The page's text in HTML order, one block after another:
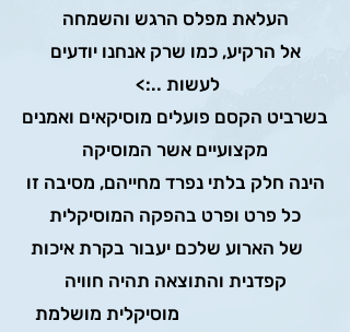
העלאת מפלס הרגש והשמחה
אל הרקיע, כמו שרק אנחנו יודעים
לעשות ..:>
בשרביט הקסם פועלים מוסיקאים ואמנים
מקצועיים אשר המוסיקה
הינה חלק בלתי נפרד מחייהם, מסיבה זו
כל פרט ופרט בהפקה המוסיקלית
של הארוע שלכם יעבור בקרת איכות
קפדנית והתוצאה תהיה חוויה
מוסיקלית מושלמת